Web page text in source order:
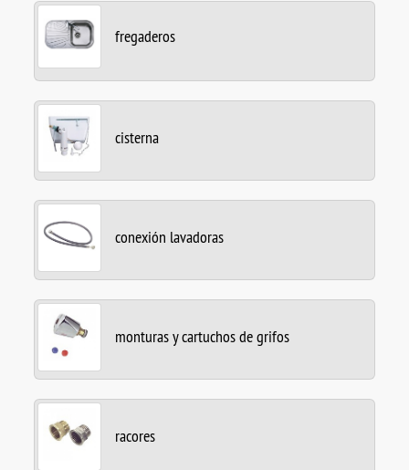
fregaderos
cisterna
conexión lavadoras
monturas y cartuchos de grifos
racores